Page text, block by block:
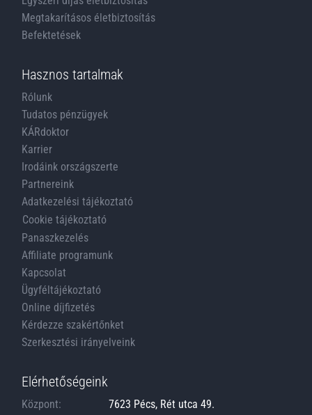
Megtakarításos életbiztosítás
Befektetések
Hasznos tartalmak
Rólunk
Tudatos pénzügyek
KÁRdoktor
Karrier
Irodáink országszerte
Partnereink
Adatkezelési tájékoztató
Cookie tájékoztató
Panaszkezelés
Affiliate programunk
Kapcsolat
Ügyféltájékoztató
Online díjfizetés
Kérdezze szakértőnket
Szerkesztési irányelveink
Elérhetőségeink
Központ:
7623 Pécs, Rét utca 49.